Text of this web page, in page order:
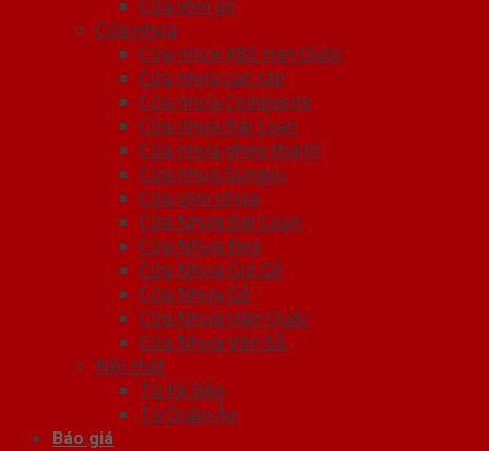
Cửa vòm gỗ
Cửa nhựa
Cửa nhựa ABS Hàn Quốc
Cửa nhựa cao cấp
Cửa nhựa Composite
Cửa nhựa Đài Loan
Cửa nhựa ghép thanh
Cửa nhựa Sungyu
Cửa vòm nhựa
Cửa Nhựa Đài Loan
Cửa Nhựa Đẹp
Cửa Nhựa Giả Gỗ
Cửa Nhựa Gỗ
Cửa Nhựa Hàn Quốc
Cửa Nhựa Vân Gỗ
Nội thất
Tủ Kệ Bếp
Tủ Quần Áo
Báo giá